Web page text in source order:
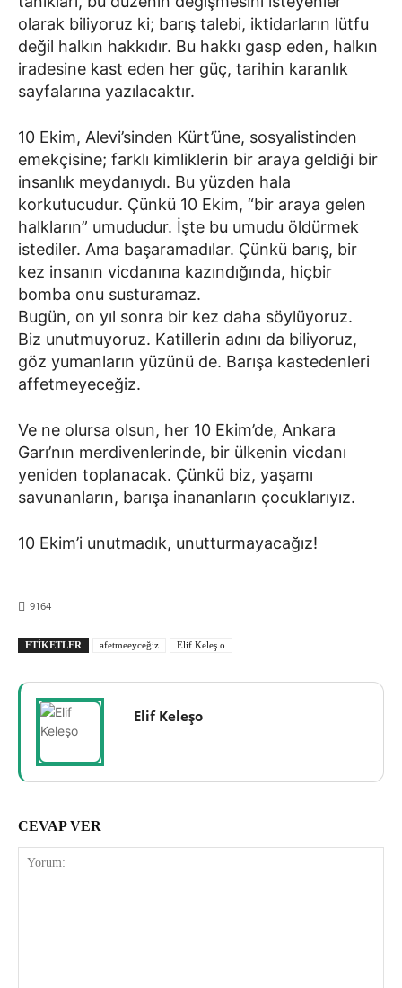
olarak biliyoruz ki; barış talebi, iktidarların lütfu
değil halkın hakkıdır. Bu hakkı gasp eden, halkın
iradesine kast eden her güç, tarihin karanlık
sayfalarına yazılacaktır.
10 Ekim, Alevi’sinden Kürt’üne, sosyalistinden
emekçisine; farklı kimliklerin bir araya geldiği bir
insanlık meydanıydı. Bu yüzden hala
korkutucudur. Çünkü 10 Ekim, “bir araya gelen
halkların” umududur. İşte bu umudu öldürmek
istediler. Ama başaramadılar. Çünkü barış, bir
kez insanın vicdanına kazındığında, hiçbir
bomba onu susturamaz.
Bugün, on yıl sonra bir kez daha söylüyoruz.
Biz unutmuyoruz. Katillerin adını da biliyoruz,
göz yumanların yüzünü de. Barışa kastedenleri
affetmeyeceğiz.
Ve ne olursa olsun, her 10 Ekim’de, Ankara
Garı’nın merdivenlerinde, bir ülkenin vicdanı
yeniden toplanacak. Çünkü biz, yaşamı
savunanların, barışa inananların çocuklarıyız.
10 Ekim’i unutmadık, unutturmayacağız!
9164
ETIKETLER afetmeeyceğiz Elif Keleş o
Elif Keleşo
CEVAP VER